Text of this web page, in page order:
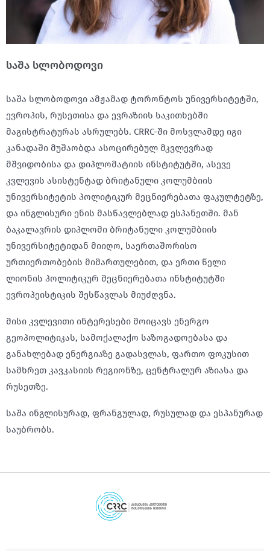
საშა სლობოდოვი
საშა სლობოდოვი ამჟამად ტორონტოს უნივერსიტეტში,
ევროპის, რუსეთისა და ევრაზიის საკითხებში
მაგისტრატურას ასრულებს. CRRC-ში მოსვლამდე იგი
კანადაში მუშაობდა ასოცირებულ მკვლევრად
მშვიდობისა და დიპლომატიის ინსტიტუტში, ასევე
კვლევის ასისტენტად ბრიტანული კოლუმბიის
უნივერსიტეტის პოლიტიკურ მეცნიერებათა ფაკულტეტზე,
და ინგლისური ენის მასწავლებლად ესპანეთში. მან
ბაკალავრის დიპლომი ბრიტანული კოლუმბიის
უნივერსიტეტიდან მიიღო, საერთაშორისო
ურთიერთობების მიმართულებით, და ერთი წელი
ლიონის პოლიტიკურ მეცნიერებათა ინსტიტუტში
ევროპეისტიკის შესწავლას მიუძღვნა.
მისი კვლევითი ინტერესები მოიცავს ენერგო
გეოპოლიტიკას, სამოქალაქო საზოგადოებასა და
განახლებად ენერგიაზე გადასვლას, ფართო ფოკუსით
სამხრეთ კავკასიის რეგიონზე, ცენტრალურ აზიასა და
რუსეთზე.
საშა ინგლისურად, ფრანგულად, რუსულად და ესპანურად
საუბრობს.